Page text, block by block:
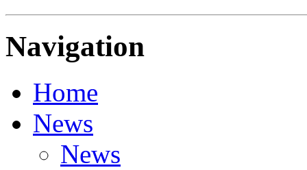
Navigation
Home
News
News